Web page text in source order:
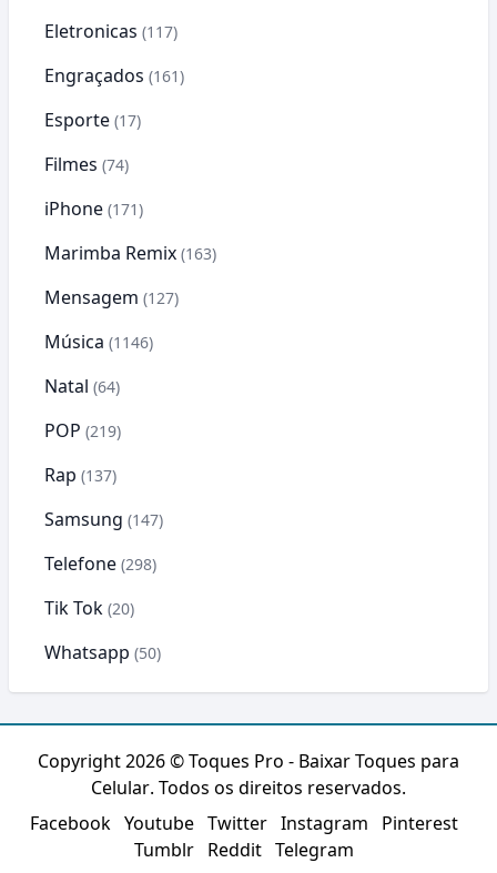
Eletronicas (117)
Engraçados (161)
Esporte (17)
Filmes (74)
iPhone (171)
Marimba Remix (163)
Mensagem (127)
Música (1146)
Natal (64)
POP (219)
Rap (137)
Samsung (147)
Telefone (298)
Tik Tok (20)
Whatsapp (50)
Copyright 2026 ©Toques Pro - Baixar Toques para
Celular. Todos os direitos reservados.
Facebook Youtube Twitter Instagram
Pinterest
Tumblr Reddit Telegram